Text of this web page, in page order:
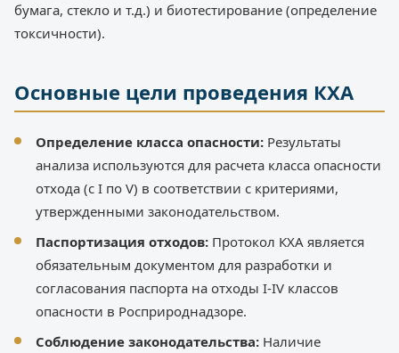
бумага, стекло и т.д.) и биотестирование (определение
токсичности).
Основные цели проведения КХА
Определение класса опасности: Результаты
анализа используются для расчета класса опасности
отхода (с I по V) в соответствии с критериями,
утвержденными законодательством.
Паспортизация отходов: Протокол КХА является
обязательным документом для разработки и
согласования паспорта на отходы I-IV классов
опасности в Росприроднадзоре.
Соблюдение законодательства: Наличие